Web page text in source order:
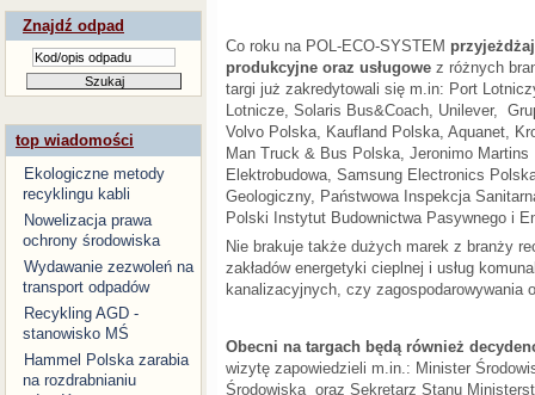
Znajdź odpad
top wiadomości
Ekologiczne metody
recyklingu kabli
Nowelizacja prawa
ochrony środowiska
Wydawanie zezwoleń na
transport odpadów
Recykling AGD -
stanowisko MŚ
Hammel Polska zarabia
na rozdrabnianiu
Co roku na POL-ECO-SYSTEM
produkcyjne oraz usługowez różnych
targi już zakredytowali się m.in: Port
Lotnicze, Solaris Bus&Coach, Unilever,
Volvo Polska, Kaufland Polska, Aquanet,
Man Truck & Bus Polska, Jeronimo
Elektrobudowa, Samsung Electronics
Geologiczny, Państwowa Inspekcja
Polski Instytut Budownictwa Pasywnego i
Nie brakuje także dużych marek z branży
zakładów energetyki cieplnej i usług
kanalizacyjnych, czy zagospodarowywania
Obecni na targach będą również
wizytę zapowiedzieli m.in.: Minister
Środowiska oraz Sekretarz Stanu